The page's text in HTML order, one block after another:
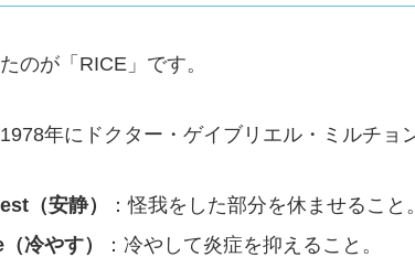
のが「RICE」です。
年にドクター・ゲイブリエル・ミルチョ
（安静）
：怪我をした部分を休ませること。
冷やす）
：冷やして炎症を抑えること。